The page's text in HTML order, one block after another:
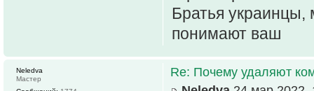
Братья украинцы,
понимают ваш
Re: Почему удаляют
Neledva
Мастер